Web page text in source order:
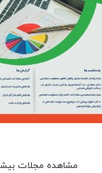
مشاهده مجلات